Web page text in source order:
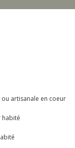
artisanale en coeur
habité